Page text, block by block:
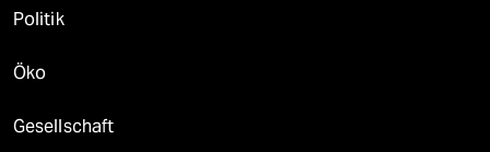
Politik
Öko
Gesellschaft